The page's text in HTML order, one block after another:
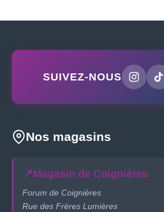
SUIVEZ-NOUS
Nos magasins
📍Magasin de Coignières
Forum de Coignières
Rue des Frères Lumières